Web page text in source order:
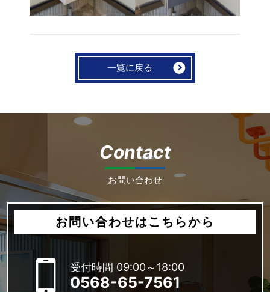
一覧に戻る
Contact
お問い合わせ
お問い合わせはこちらから
受付時間 09:00～18:00
0568-65-7561